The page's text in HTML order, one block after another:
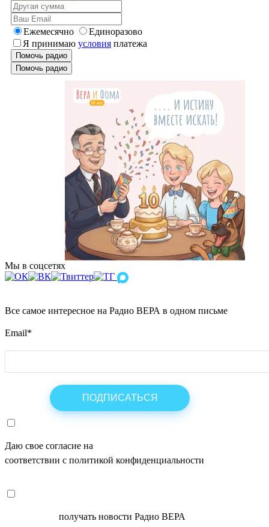
Ежемесячно
Единоразово
Я принимаю условия платежа
Помочь радио
Помочь радио
Мы в соцсетях
Все самое интересное на Радио ВЕРА в одном письме
Email*
Даю свое согласие на
соответствии с политикой конфиденциальности
получать новости Радио ВЕРА